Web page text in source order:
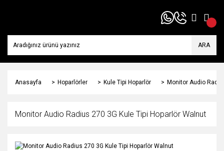
ARA
Anasayfa Hoparlörler Kule Tipi Hoparlör Monitor Audio
Monitor Audio Radius 270 3G Kule Tipi Hoparlör Walnut